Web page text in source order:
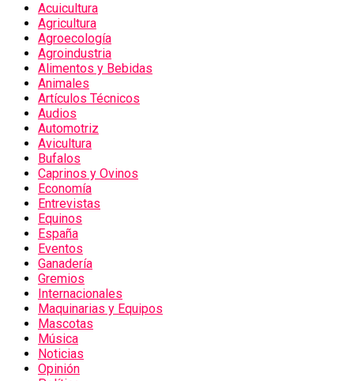
Acuicultura
Agricultura
Agroecología
Agroindustria
Alimentos y Bebidas
Animales
Artículos Técnicos
Audios
Automotriz
Avicultura
Bufalos
Caprinos y Ovinos
Economía
Entrevistas
Equinos
España
Eventos
Ganadería
Gremios
Internacionales
Maquinarias y Equipos
Mascotas
Música
Noticias
Opinión